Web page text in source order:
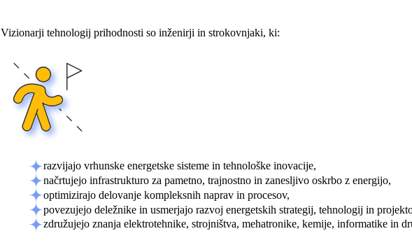
Vizionarji tehnologij prihodnosti so inženirji in strokovnjaki, ki:
razvijajo vrhunske energetske sisteme in tehnološke inovacije,
načrtujejo infrastrukturo za pametno, trajnostno in zanesljivo oskrbo z energijo,
optimizirajo delovanje kompleksnih naprav in procesov,
povezujejo deležnike in usmerjajo razvoj energetskih strategij, tehnologij in
združujejo znanja elektrotehnike, strojništva, mehatronike, kemije, informatike in